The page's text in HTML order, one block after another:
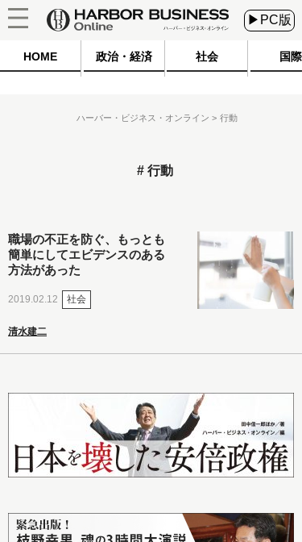
▶PC版
HOME 政治・経済 社会 国際
ハーバー・ビジネス・オンライン 行動
行動
職場の不正を防ぐ、もっとも
簡単にしてエビデンスのある
方法があった
2019.02.12 社会
清水建二